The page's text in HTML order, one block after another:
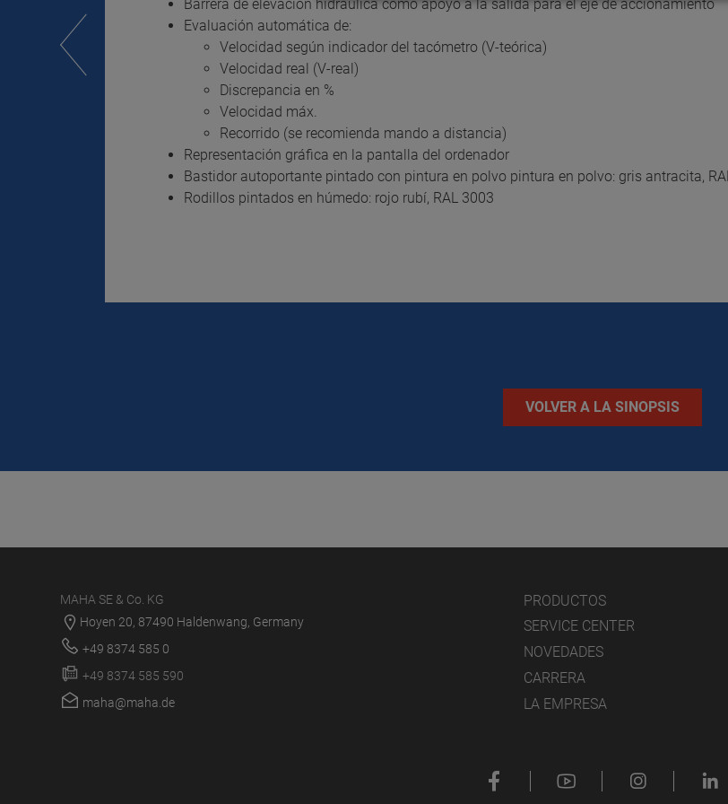
Barrera de elevación hidráulica como apoyo a la salida para el eje de accionamiento
Evaluación automática de:
Velocidad según indicador del tacómetro (V-teórica)
Velocidad real (V-real)
Discrepancia en %
Velocidad máx.
Recorrido (se recomienda mando a distancia)
Representación gráfica en la pantalla del ordenador
Bastidor autoportante pintado con pintura en polvo pintura en polvo: gris antracita,
Rodillos pintados en húmedo: rojo rubí, RAL 3003
VOLVER A LA SINOPSIS
MAHA SE & Co. KG
Hoyen 20, 87490 Haldenwang, Germany
+49 8374 585 0
+49 8374 585 590
maha@maha.de
PRODUCTOS
SERVICE CENTER
NOVEDADES
CARRERA
LA EMPRESA